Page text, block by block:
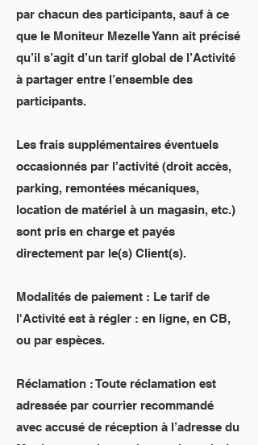
par chacun des participants, sauf à ce
que le Moniteur Mezelle Yann ait précisé
qu’il s’agit d’un tarif global de l’Activité
à partager entre l’ensemble des
participants.
Les frais supplémentaires éventuels
occasionnés par l’activité (droit accès,
parking, remontées mécaniques,
location de matériel à un magasin, etc.)
sont pris en charge et payés
directement par le(s) Client(s).
Modalités de paiement : Le tarif de
l'Activité est à régler : en ligne, en CB,
ou par espèces.
Réclamation : Toute réclamation est
adressée par courrier recommandé
avec accusé de réception à l’adresse du